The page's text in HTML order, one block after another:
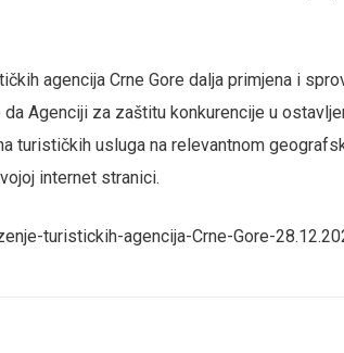
agencija Crne Gore dalja primjena i
Agenciji za zaštitu konkurencije u
turističkih usluga na relevantnom
internet stranici.
turistickih-agencija-Crne-Gore-